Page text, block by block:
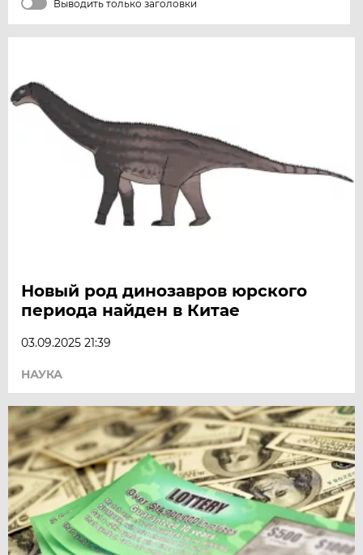
Выводить только заголовки
Новый род динозавров юрского
периода найден в Китае
03.09.2025 21:39
НАУКА